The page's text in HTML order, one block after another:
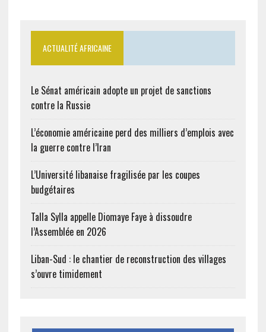
d'Ivoire. La signature du
mémorandum d'accord a
eu lieu entre le ministre
ivoirien des transports,
ACTUALITÉ AFRICAINE
Le Sénat américain adopte un projet de sanctions
contre la Russie
L’économie américaine perd des milliers d’emplois avec
la guerre contre l’Iran
L’Université libanaise fragilisée par les coupes
budgétaires
Talla Sylla appelle Diomaye Faye à dissoudre
l’Assemblée en 2026
Liban-Sud : le chantier de reconstruction des villages
s’ouvre timidement